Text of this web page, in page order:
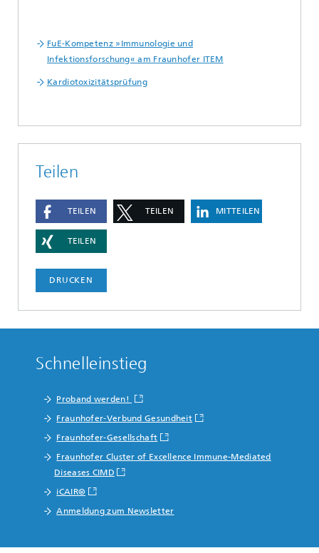
FuE-Kompetenz »Immunologie und
Infektionsforschung« am Fraunhofer ITEM
Kardiotoxizitätsprüfung
Teilen
TEILEN TEILEN MITTEILEN
TEILEN
DRUCKEN
Schnelleinstieg
Proband werden!
Fraunhofer-Verbund Gesundheit
Fraunhofer-Gesellschaft
Fraunhofer Cluster of Excellence Immune-Mediated
Diseases CIMD
iCAIR®
Anmeldung zum Newsletter